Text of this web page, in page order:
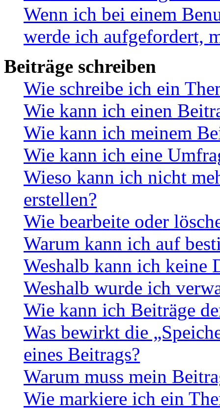
Wenn ich bei einem
werde ich aufgefordert,
Beiträge schreiben
Wie schreibe ich ein
Wie kann ich einen
Wie kann ich meinem
Wie kann ich eine
Wieso kann ich nicht
erstellen?
Wie bearbeite oder
Warum kann ich auf
Weshalb kann ich keine
Weshalb wurde ich
Wie kann ich Beiträge
Was bewirkt die
eines Beitrags?
Warum muss mein
Wie markiere ich ein